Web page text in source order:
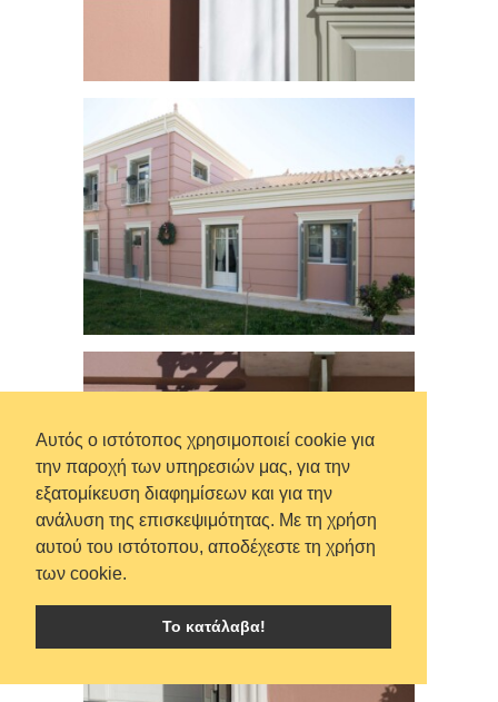
Αυτός ο ιστότοπος χρησιμοποιεί cookie για
την παροχή των υπηρεσιών μας, για την
εξατομίκευση διαφημίσεων και για την
ανάλυση της επισκεψιμότητας. Με τη χρήση
αυτού του ιστότοπου, αποδέχεστε τη χρήση
των cookie.
Το κατάλαβα!